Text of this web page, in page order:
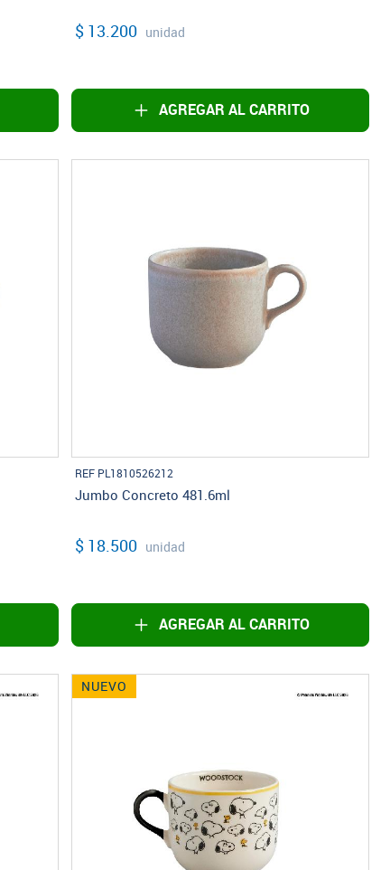
$ 13.200 unidad
AGREGAR AL CARRITO
REF PL1810526212
Jumbo Concreto 481.6ml
$ 18.500 unidad
AGREGAR AL CARRITO
NUEVO